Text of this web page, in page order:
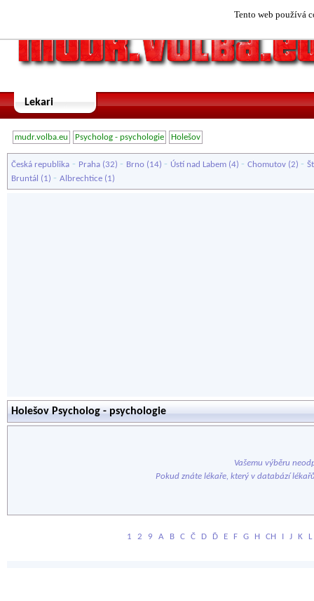
Tento web používá
Lekari
mudr.volba.eu Psycholog - psychologie Holešov
Česká republika - Praha (32) - Brno (14) - Ústí nad Labem (4) - Chomutov (2) -
Bruntál (1) - Albrechtice (1)
Holešov Psycholog - psychologie
Vašemu výběru
Pokud znáte lékaře, který v databází
1 2 9 A B C Č D Ď E F G H CH I J K L